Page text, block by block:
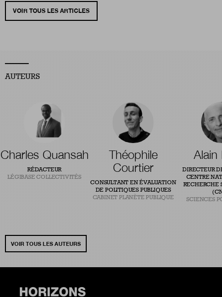
VOIR TOUS LES ARTICLES
AUTEURS
VOIR TOUS LES AUTEURS
Charles Quansah
RÉDACTEUR
LÉGIBASE COLLECTIVITÉS
Théophile
Courtier
CONSULTANT EN ÉVALUATION
DE POLITIQUES PUBLIQUES
CABINET PLANÈTE PUBLIQUE
Alain
DIRECTEUR
CENTRE
RECHERCHE
SCIENCES